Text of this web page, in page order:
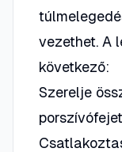
vezethet. A
következő:
Szerelje